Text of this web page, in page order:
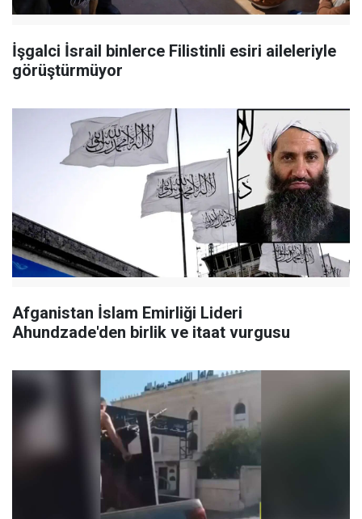
İşgalci İsrail binlerce Filistinli esiri aileleriyle
görüştürmüyor
Afganistan İslam Emirliği Lideri
Ahundzade'den birlik ve itaat vurgusu